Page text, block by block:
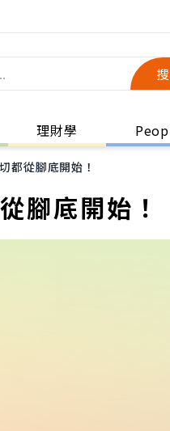
理財學
都從腳底開始！
腳底開始！